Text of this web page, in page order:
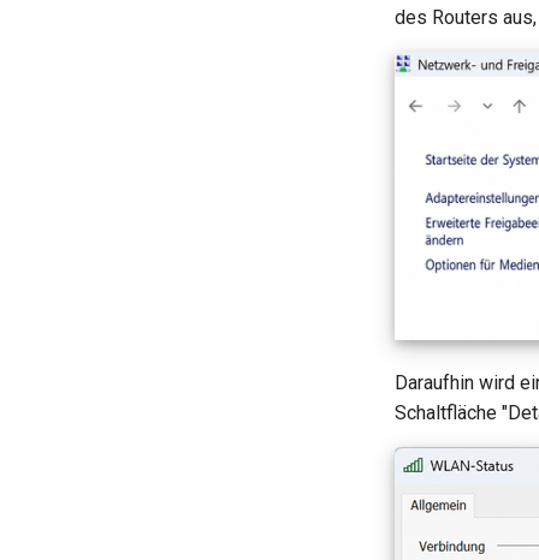
des Routers
Daraufhin wird
Schaltfläche